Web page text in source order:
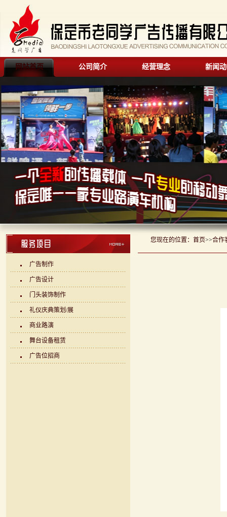
网站首页 公司简介 经营理念 新闻
广告制作
广告设计
门头装饰制作
礼仪庆典策划/展
商业路演
舞台设备租赁
广告位招商
您现在的位置： 首页>>合作